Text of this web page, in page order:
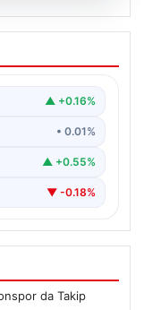
ödül
▲ +0.16%
• 0.01%
▲ +0.55%
▼ -0.18%
da Takip